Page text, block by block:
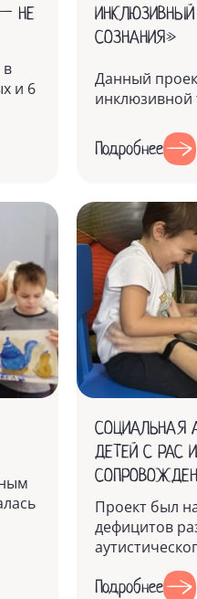
НЕ
и 6
СОЗНАНИЯ»
Данный
инклюзивной
Подробнее
СОЦИАЛЬНАЯ
ДЕТЕЙ С РАС
Проект был
дефицитов
Подробнее